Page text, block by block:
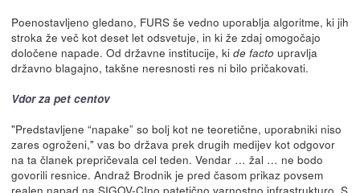
Poenostavljeno gledano, FURS še vedno uporablja algoritme, ki jih
stroka že več kot deset let odsvetuje, in ki že zdaj omogočajo
določene napade. Od državne institucije, ki de facto upravlja
državno blagajno, takšne neresnosti res ni bilo pričakovati.
Vdor za pet centov
"Predstavljene “napake” so bolj kot ne teoretične, uporabniki niso
zares ogroženi," vas bo država prek drugih medijev kot odgovor
na ta članek prepričevala cel teden. Vendar … žal … ne bodo
govorili resnice. Andraž Brodnik je pred časom prikaz povsem
realen napad na SIGOV-CIno patetično varnostno infrastrukturo. S